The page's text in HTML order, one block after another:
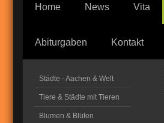
Home News Vita
Abiturgaben Kontakt
Städte - Aachen & Welt
Tiere & Städte mit Tieren
Blumen & Blüten